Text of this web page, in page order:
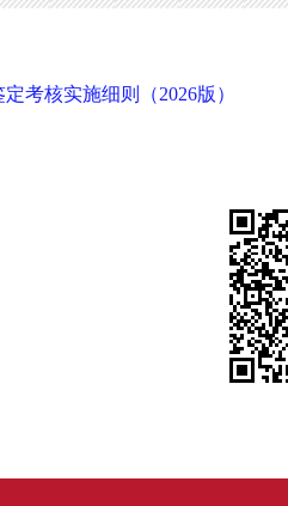
考核实施细则（2026版）